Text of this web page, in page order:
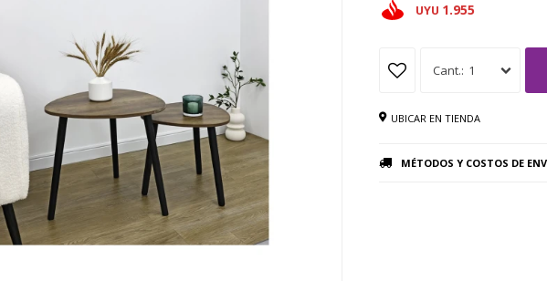
UYU 1.955
1
UBICAR EN TIENDA
MÉTODOS Y COSTOS DE